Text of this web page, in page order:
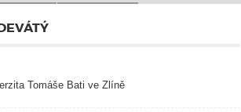
Tomáše Bati ve Zlíně